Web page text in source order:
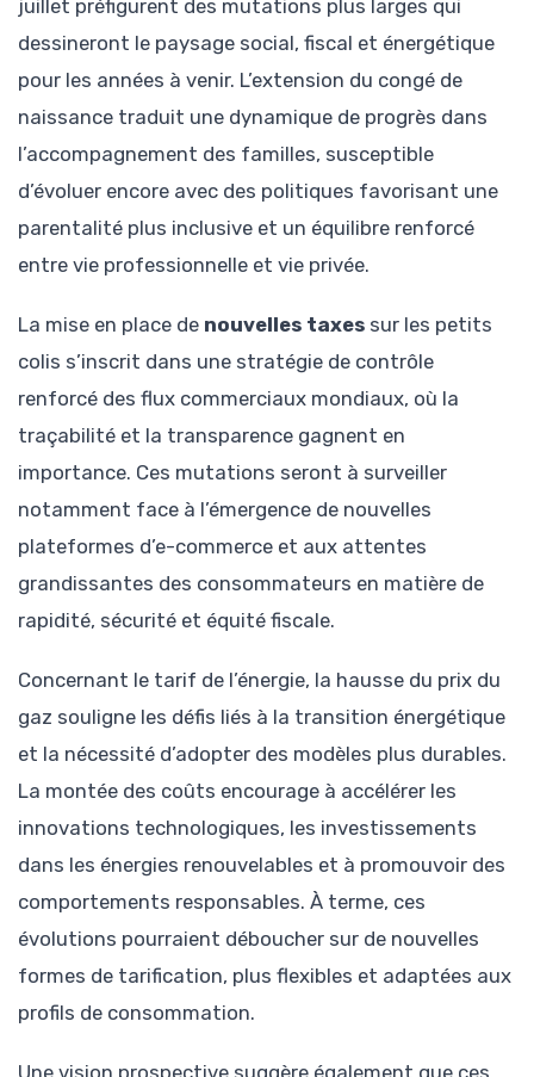
juillet préfigurent des mutations plus larges qui
dessineront le paysage social, fiscal et énergétique
pour les années à venir. L’extension du congé de
naissance traduit une dynamique de progrès dans
l’accompagnement des familles, susceptible
d’évoluer encore avec des politiques favorisant une
parentalité plus inclusive et un équilibre renforcé
entre vie professionnelle et vie privée.
La mise en place de nouvelles taxes sur les petits
colis s’inscrit dans une stratégie de contrôle
renforcé des flux commerciaux mondiaux, où la
traçabilité et la transparence gagnent en
importance. Ces mutations seront à surveiller
notamment face à l’émergence de nouvelles
plateformes d’e-commerce et aux attentes
grandissantes des consommateurs en matière de
rapidité, sécurité et équité fiscale.
Concernant le tarif de l’énergie, la hausse du prix du
gaz souligne les défis liés à la transition énergétique
et la nécessité d’adopter des modèles plus durables.
La montée des coûts encourage à accélérer les
innovations technologiques, les investissements
dans les énergies renouvelables et à promouvoir des
comportements responsables. À terme, ces
évolutions pourraient déboucher sur de nouvelles
formes de tarification, plus flexibles et adaptées aux
profils de consommation.